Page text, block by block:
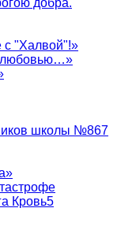
добра.
с "Халвой"!»
любовью…»
школы №867
Кровь5